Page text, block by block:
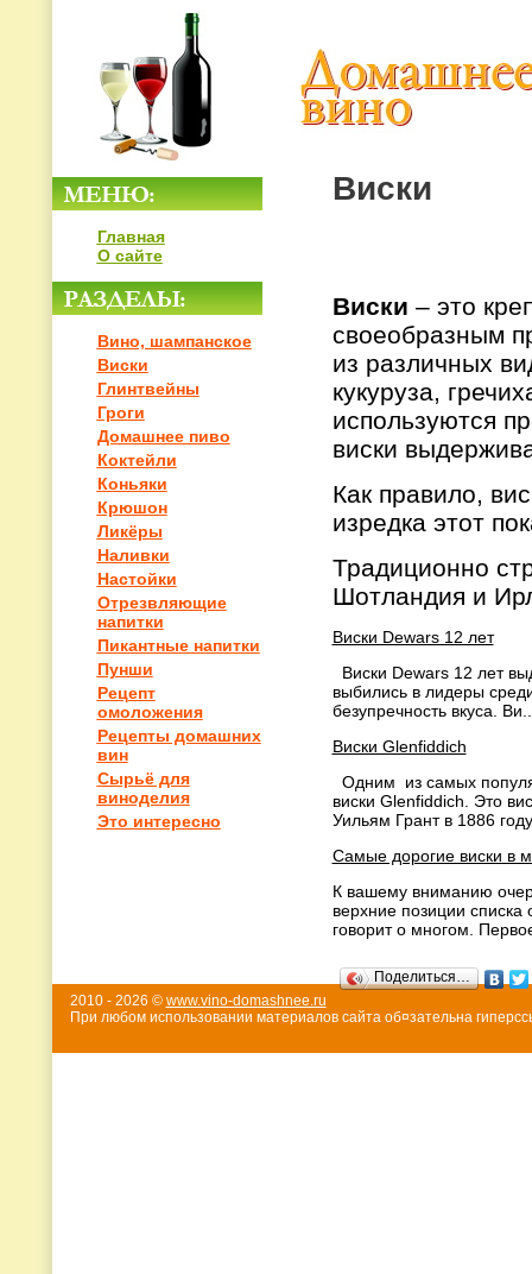
Главная
О сайте
Вино, шампанское
Виски
Глинтвейны
Гроги
Домашнее пиво
Коктейли
Коньяки
Крюшон
Ликёры
Наливки
Настойки
Отрезвляющие
напитки
Пикантные напитки
Пунши
Рецепт
омоложения
Рецепты домашних
вин
Сырьё для
виноделия
Это интересно
Виски
Виски – это
своеобразным
из различных
кукуруза,
используются
виски
Как правило,
изредка этот
Традиционно
Шотландия и
Виски Dewars 12 лет
Виски Dewars 12 лет
выбились в лидеры
безупречность вкуса.
Виски Glenfiddich
Одним из самых
виски Glenfiddich. Это
Уильям Грант в 1886
Самые дорогие виски в
К вашему вниманию
верхние позиции
говорит о многом.
Поделиться…
2010 - 2026 © www.vino-domashnee.ru
При любом использовании материалов сайта об¤зательна